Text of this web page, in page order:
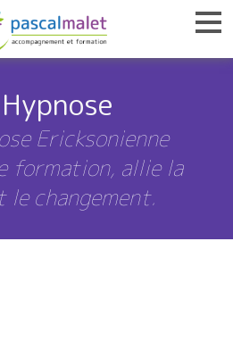
Ericksonienne
formation, allie la
changement.